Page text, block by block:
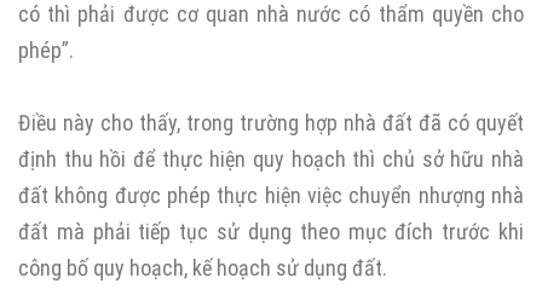
có thì phải được cơ quan nhà nước có thẩm quyền cho
phép”.
Điều này cho thấy, trong trường hợp nhà đất đã có quyết
định thu hồi để thực hiện quy hoạch thì chủ sở hữu nhà
đất không được phép thực hiện việc chuyển nhượng nhà
đất mà phải tiếp tục sử dụng theo mục đích trước khi
công bố quy hoạch, kế hoạch sử dụng đất.